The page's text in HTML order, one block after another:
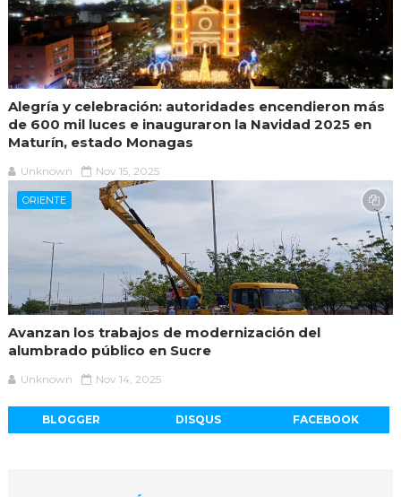
Alegría y celebración: autoridades encendieron más
de 600 mil luces e inauguraron la Navidad 2025 en
Maturín, estado Monagas
Unknown Nov 15, 2025
ORIENTE
Avanzan los trabajos de modernización del
alumbrado público en Sucre
Unknown Nov 14, 2025
BLOGGER DISQUS FACEBOOK